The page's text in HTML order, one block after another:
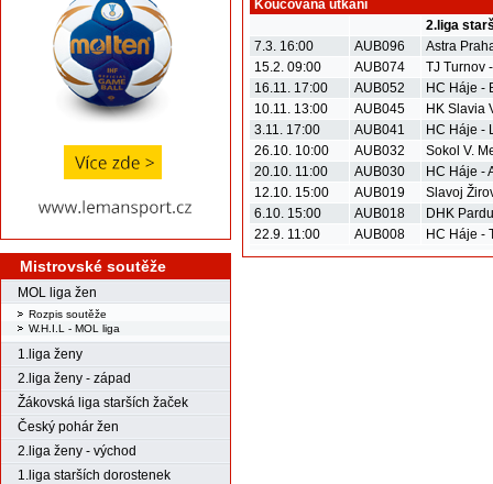
Mistrovské soutěže
MOL liga žen
Rozpis soutěže
W.H.I.L - MOL liga
1.liga ženy
2.liga ženy - západ
Žákovská liga starších žaček
Český pohár žen
2.liga ženy - východ
1.liga starších dorostenek
Koučovaná utkání
2.liga
7.3. 16:00
AUB096
Astra
15.2. 09:00
AUB074
TJ Turnov
16.11. 17:00
AUB052
HC Háje -
10.11. 13:00
AUB045
HK Slavia
3.11. 17:00
AUB041
HC Háje -
26.10. 10:00
AUB032
Sokol V.
20.10. 11:00
AUB030
HC Háje -
12.10. 15:00
AUB019
Slavoj
6.10. 15:00
AUB018
DHK
22.9. 11:00
AUB008 HC Háje -